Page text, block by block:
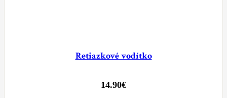
Retiazkové vodítko
14.90€